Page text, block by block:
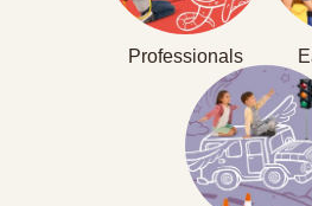
Professionals